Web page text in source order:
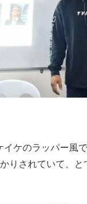
イケのラッパー風
りされていて、と